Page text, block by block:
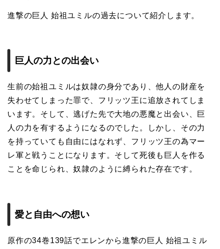
進撃の巨人 始祖ユミルの過去について紹介します。
巨人の力との出会い
生前の始祖ユミルは奴隷の身分であり、他人の財産を
失わせてしまった罪で、フリッツ王に追放されてしま
います。そして、逃げた先で大地の悪魔と出会い、巨
人の力を有するようになるのでした。しかし、その力
を持っていても自由にはなれず、フリッツ王の為マー
レ軍と戦うことになります。そして死後も巨人を作る
ことを命じられ、奴隷のように縛られた存在です。
愛と自由への想い
原作の34巻139話でエレンから進撃の巨人 始祖ユミル